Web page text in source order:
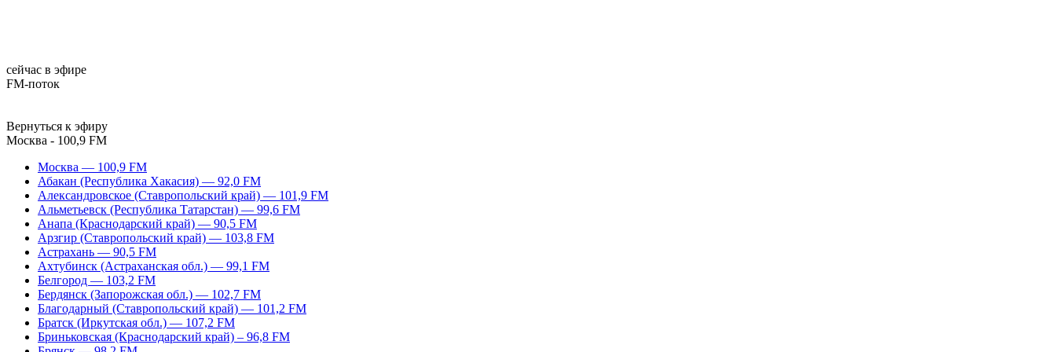
сейчас в эфире
FM-поток
Вернуться к эфиру
Москва - 100,9 FM
Москва — 100,9 FM
Абакан (Республика Хакасия) — 92,0 FM
Александровское (Ставропольский край) — 101,9 FM
Альметьевск (Республика Татарстан) — 99,6 FM
Анапа (Краснодарский край) — 90,5 FM
Арзгир (Ставропольский край) — 103,8 FM
Астрахань — 90,5 FM
Ахтубинск (Астраханская обл.) — 99,1 FM
Белгород — 103,2 FM
Бердянск (Запорожская обл.) — 102,7 FM
Благодарный (Ставропольский край) — 101,2 FM
Братск (Иркутская обл.) — 107,2 FM
Бриньковская (Краснодарский край) – 96,8 FM